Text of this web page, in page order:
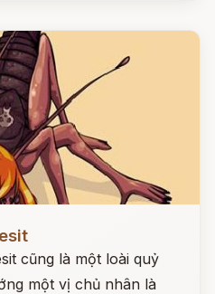
cũng là một loài quỷ
một vị chủ nhân là